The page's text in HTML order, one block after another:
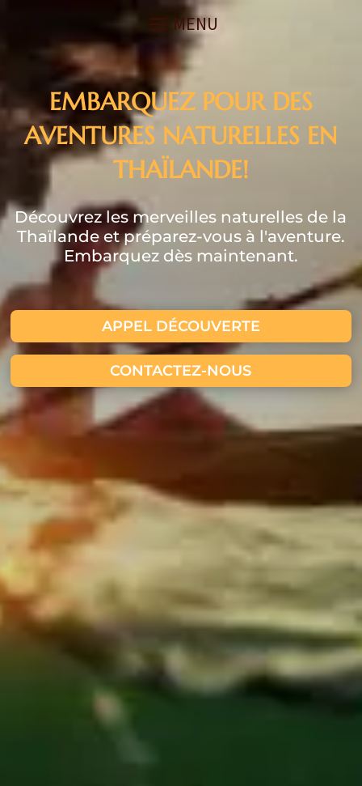
EMBARQUEZ POUR DES
AVENTURES NATURELLES EN
THAÏLANDE!
Découvrez les merveilles naturelles de la
Thaïlande et préparez-vous à l'aventure.
Embarquez dès maintenant.
APPEL DÉCOUVERTE
CONTACTEZ-NOUS